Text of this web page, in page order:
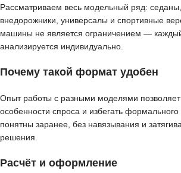
Рассматриваем весь модельный ряд: седаны,
внедорожники, универсалы и спортивные
машины не является ограничением —
анализируется индивидуально.
Почему такой формат удобен
Опыт работы с разными моделями позволяет
особенности спроса и избегать
понятны заранее, без навязывания и
решения.
Расчёт и оформление